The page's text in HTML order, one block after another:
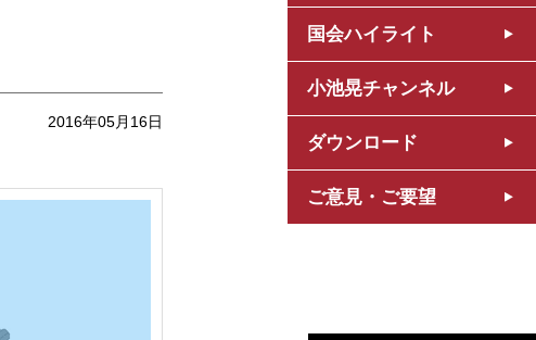
国会ハイライト
小池晃チャンネル
ダウンロード
ご意見・ご要望
2016年05月16日